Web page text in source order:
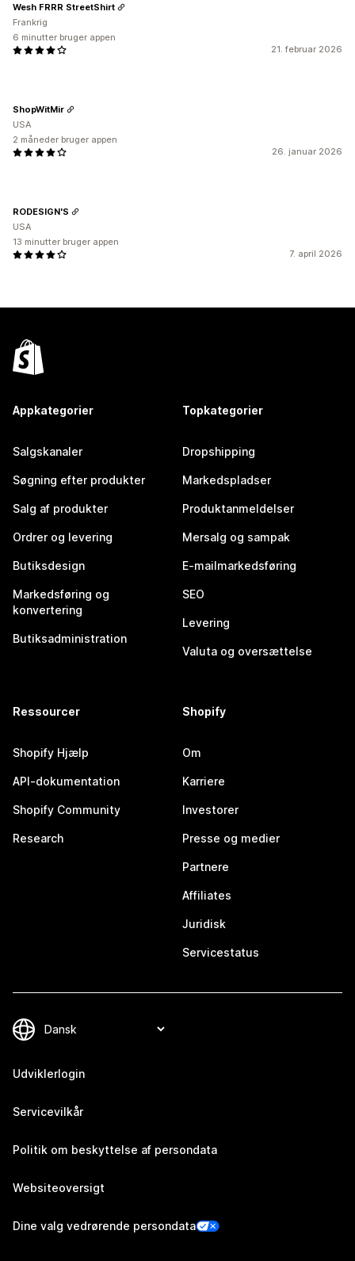
21. februar 2026
Wesh FRRR StreetShirt
Frankrig
6 minutter bruger appen
26. januar 2026
ShopWitMir
USA
2 måneder bruger appen
7. april 2026
RODESIGN'S
USA
13 minutter bruger appen
Appkategorier
Salgskanaler
Søgning efter produkter
Salg af produkter
Ordrer og levering
Butiksdesign
Markedsføring og
konvertering
Butiksadministration
Topkategorier
Dropshipping
Markedspladser
Produktanmeldelser
Mersalg og sampak
E-mailmarkedsføring
SEO
Levering
Valuta og oversættelse
Ressourcer
Shopify Hjælp
API-dokumentation
Shopify Community
Research
Shopify
Om
Karriere
Investorer
Presse og medier
Partnere
Affiliates
Juridisk
Servicestatus
Udviklerlogin
Servicevilkår
Politik om beskyttelse af persondata
Websiteoversigt
Dine valg vedrørende persondata